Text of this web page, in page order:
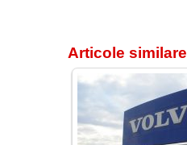
Articole similare